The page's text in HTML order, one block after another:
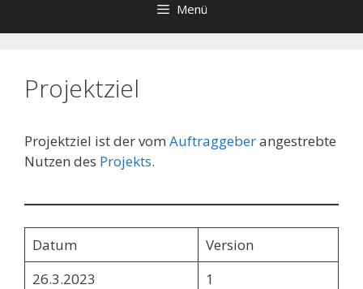
Menü
Projektziel
Projektziel ist der vom Auftraggeberangestrebte
Nutzen des Projekts.
Datum
Version
26.3.2023
1